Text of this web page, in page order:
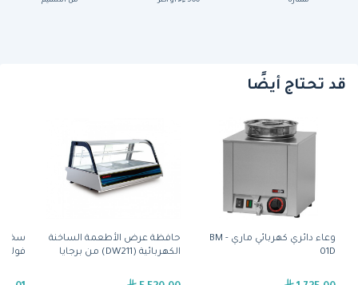
قد تحتاج أيضًا
وعاء دائري كهربائي ماري - BM
01D
حافظة عرض الأطعمة الساخنة
الكهربائية (DW211) من برجايا